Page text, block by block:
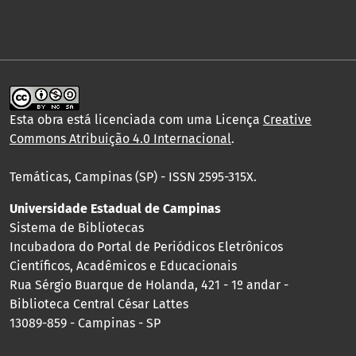
Esta obra está licenciada com uma Licença Creative
Commons Atribuição 4.0 Internacional.
Temáticas, Campinas (SP) - ISSN 2595-315X.
Universidade Estadual de Campinas
Sistema de Bibliotecas
Incubadora do Portal de Periódicos Eletrônicos
Científicos, Acadêmicos e Educacionais
Rua Sérgio Buarque de Holanda, 421 - 1º andar -
Biblioteca Central César Lattes
13089-859 - Campinas - SP